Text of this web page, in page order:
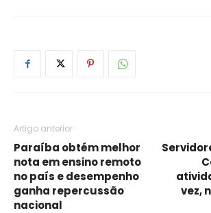
Artigo anterior
Paraíba obtém melhor
nota em ensino remoto
no país e desempenho
ganha repercussão
nacional
vez,